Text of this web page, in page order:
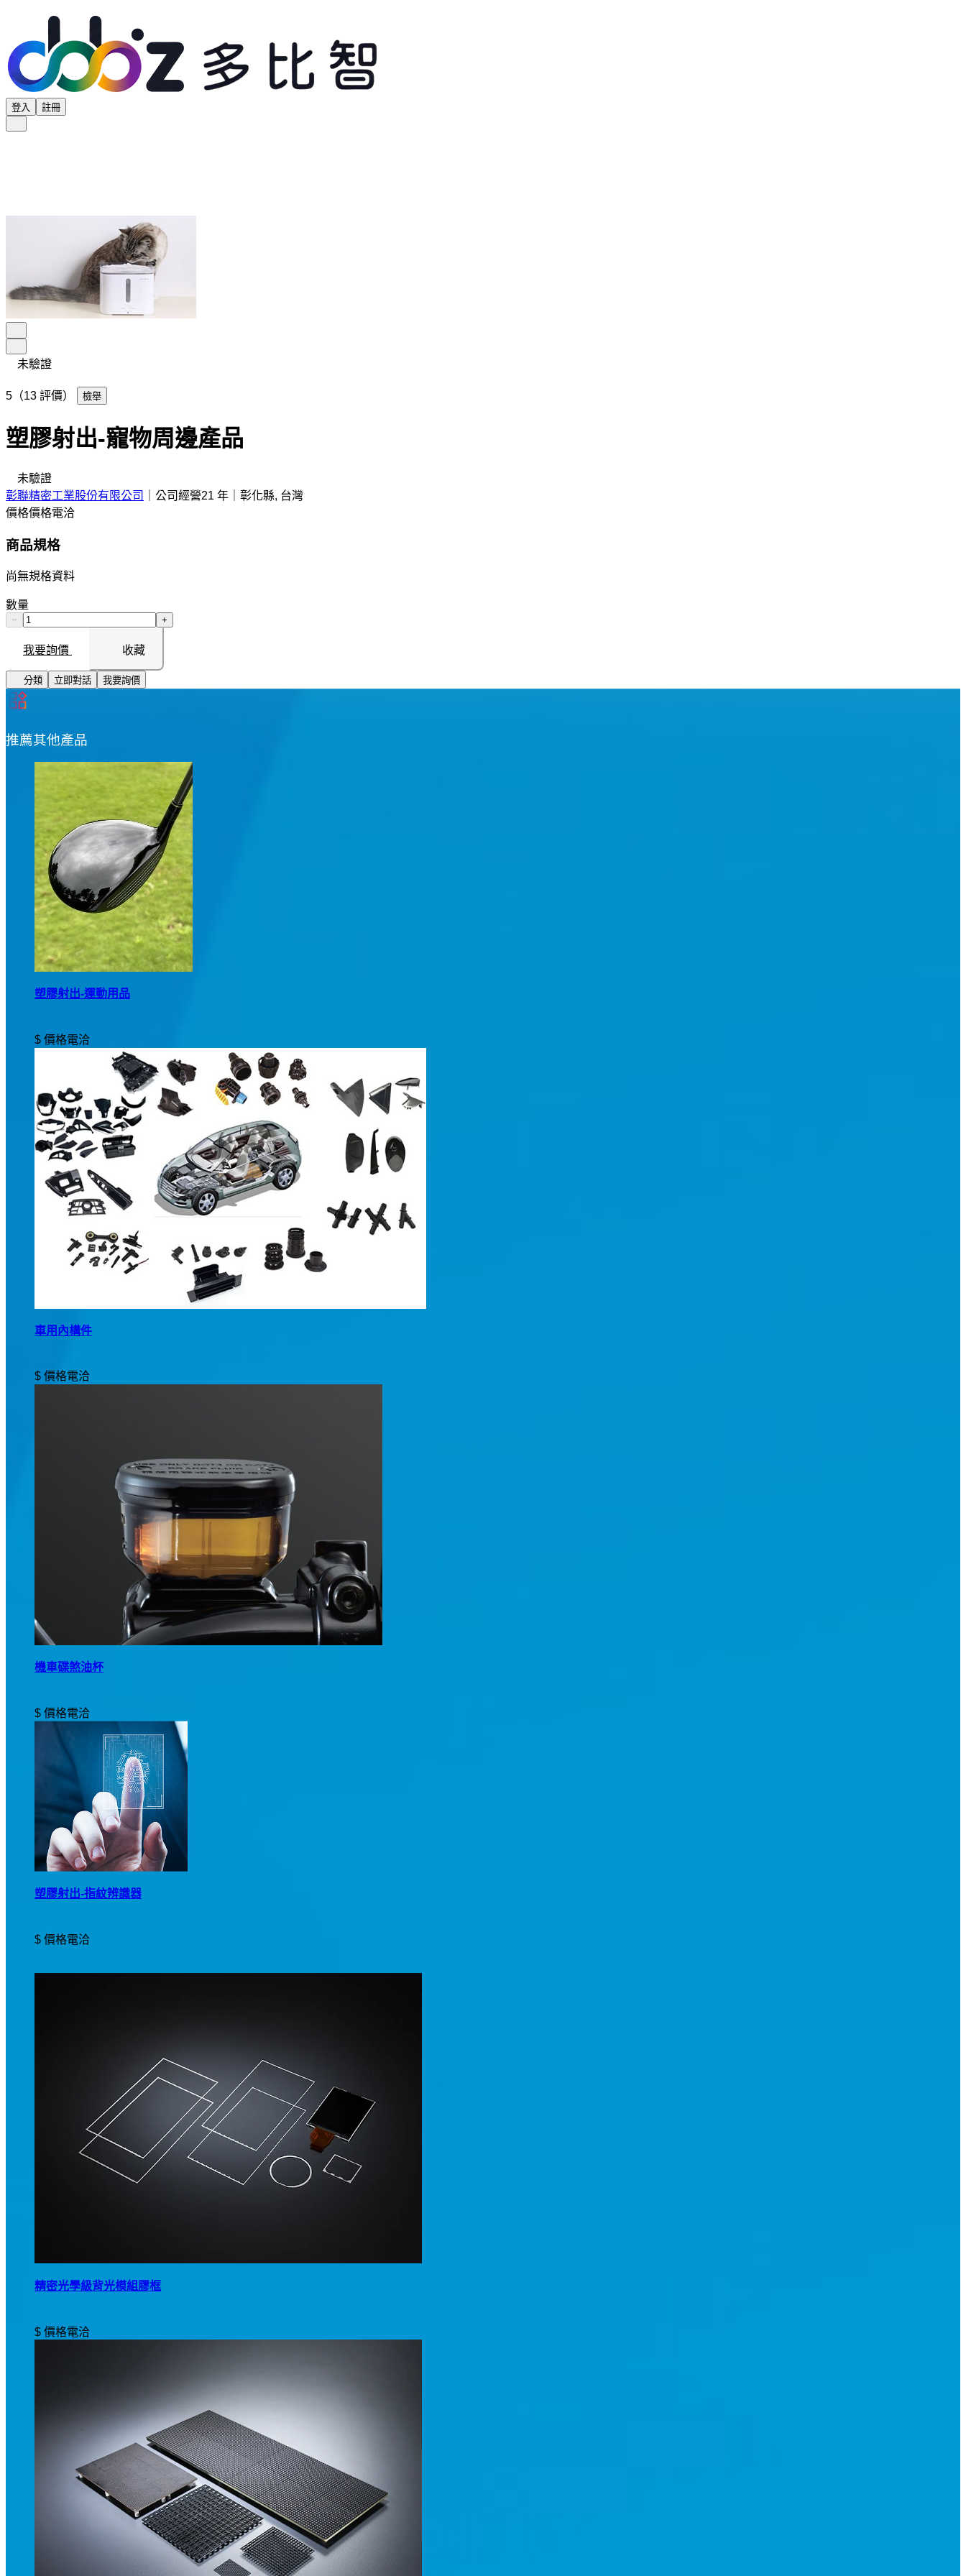
登入 註冊
未驗證
5（13 評價） 檢舉
塑膠射出-寵物周邊產品
未驗證
彰聯精密工業股份有限公司
公司經營21 年
彰化縣, 台灣
價格價格電洽
商品規格
尚無規格資料
數量
− +
我要詢價 收藏
分類 立即對話 我要詢價
推薦其他產品
塑膠射出-運動用品
$ 價格電洽
車用內構件
$ 價格電洽
機車碟煞油杯
$ 價格電洽
塑膠射出-指紋辨識器
$ 價格電洽
精密光學級背光模組膠框
$ 價格電洽